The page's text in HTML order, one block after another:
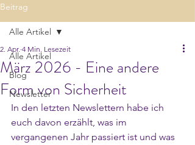
Beitrag
Alle Artikel
Blog
Newsletter
Alle Artikel
März 2026 - Eine andere
Form von Sicherheit
2. Apr. 4 Min. Lesezeit
In den letzten Newslettern habe ich
euch davon erzählt, was im
vergangenen Jahr passiert ist und was